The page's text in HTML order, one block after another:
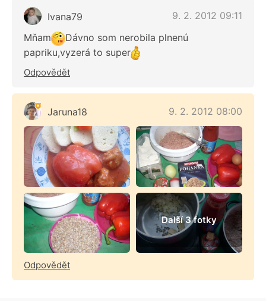
Ivana79
9. 2. 2012 09:11
Mňam
Dávno som nerobila plnenú
papriku,vyzerá to super
Odpovědět
Jaruna18 9. 2. 2012 08:00
Další 3 fotky
Odpovědět